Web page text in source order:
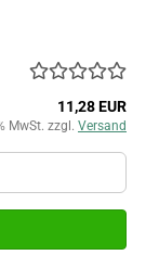
11,28 EUR
MwSt. zzgl. Versand